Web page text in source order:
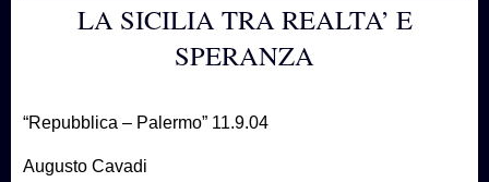
LA SICILIA TRA REALTA’ E
SPERANZA
“Repubblica – Palermo” 11.9.04
Augusto Cavadi